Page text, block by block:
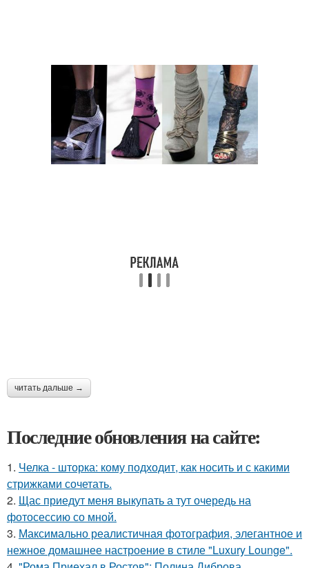
читать дальше →
Последние обновления на сайте:
1. Челка - шторка: кому подходит, как носить и с какими
стрижками сочетать.
2. Щас приедут меня выкупать а тут очередь на
фотосессию со мной.
3. Максимально реалистичная фотография, элегантное и
нежное домашнее настроение в стиле "Luxury Lounge".